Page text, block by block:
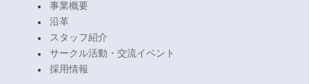
事業概要
沿革
スタッフ紹介
サークル活動・交流イベント
採用情報